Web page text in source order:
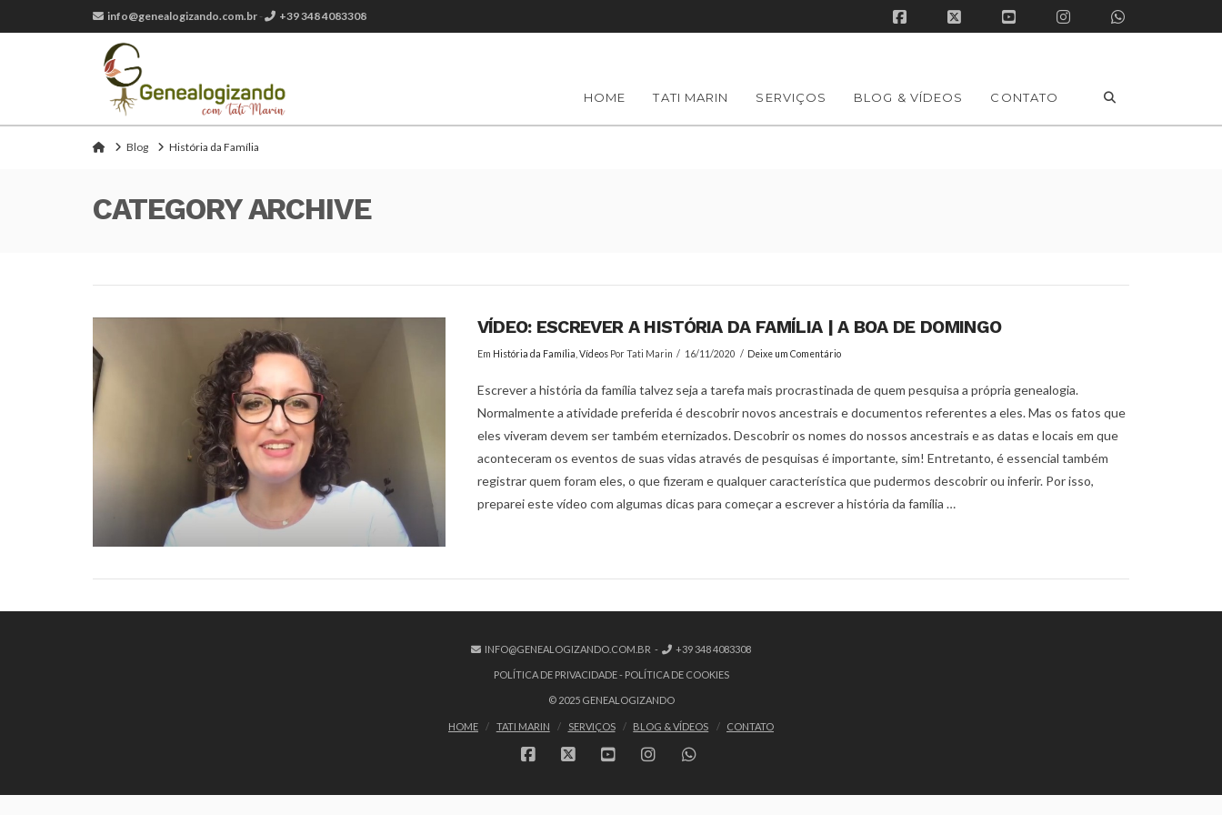
info@genealogizando.com.br - +39 348 4083308
Facebook
X YouTubeInstagramWhatsapp
HOME TATI MARIN SERVIÇOS BLOG & VÍDEOS CONTATO
HomeBlog História da Família
CATEGORY ARCHIVE
VÍDEO: ESCREVER A HISTÓRIA DA FAMÍLIA | A BOA DE DOMINGO
Em História da Família,VídeosPor Tati Marin 16/11/2020 Deixe um Comentário
Escrever a história da família talvez seja a tarefa mais procrastinada de quem pesquisa a própria genealogia.
Normalmente a atividade preferida é descobrir novos ancestrais e documentos referentes a eles. Mas os fatos que
eles viveram devem ser também eternizados. Descobrir os nomes do nossos ancestrais e as datas e locais em que
aconteceram os eventos de suas vidas através de pesquisas é importante, sim! Entretanto, é essencial também
registrar quem foram eles, o que fizeram e qualquer característica que pudermos descobrir ou inferir. Por isso,
preparei este vídeo com algumas dicas para começar a escrever a história da família …
INFO@GENEALOGIZANDO.COM.BR - +39 348 4083308
POLÍTICA DE PRIVACIDADE- POLÍTICA DE COOKIES
© 2025 GENEALOGIZANDO
HOME TATI MARIN SERVIÇOS BLOG & VÍDEOS CONTATO